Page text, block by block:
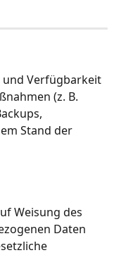
Verfügbarkeit
(z. B.
Stand der
Weisung des
Daten